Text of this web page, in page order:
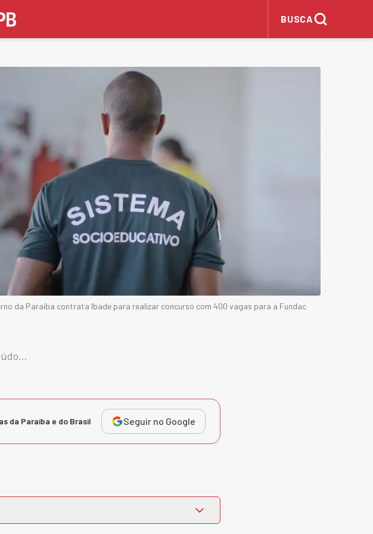
BUSCA
da Paraíba contrata Ibade para realizar concurso com 400 vagas para a Fundac
da Paraíba e do Brasil Seguir no Google